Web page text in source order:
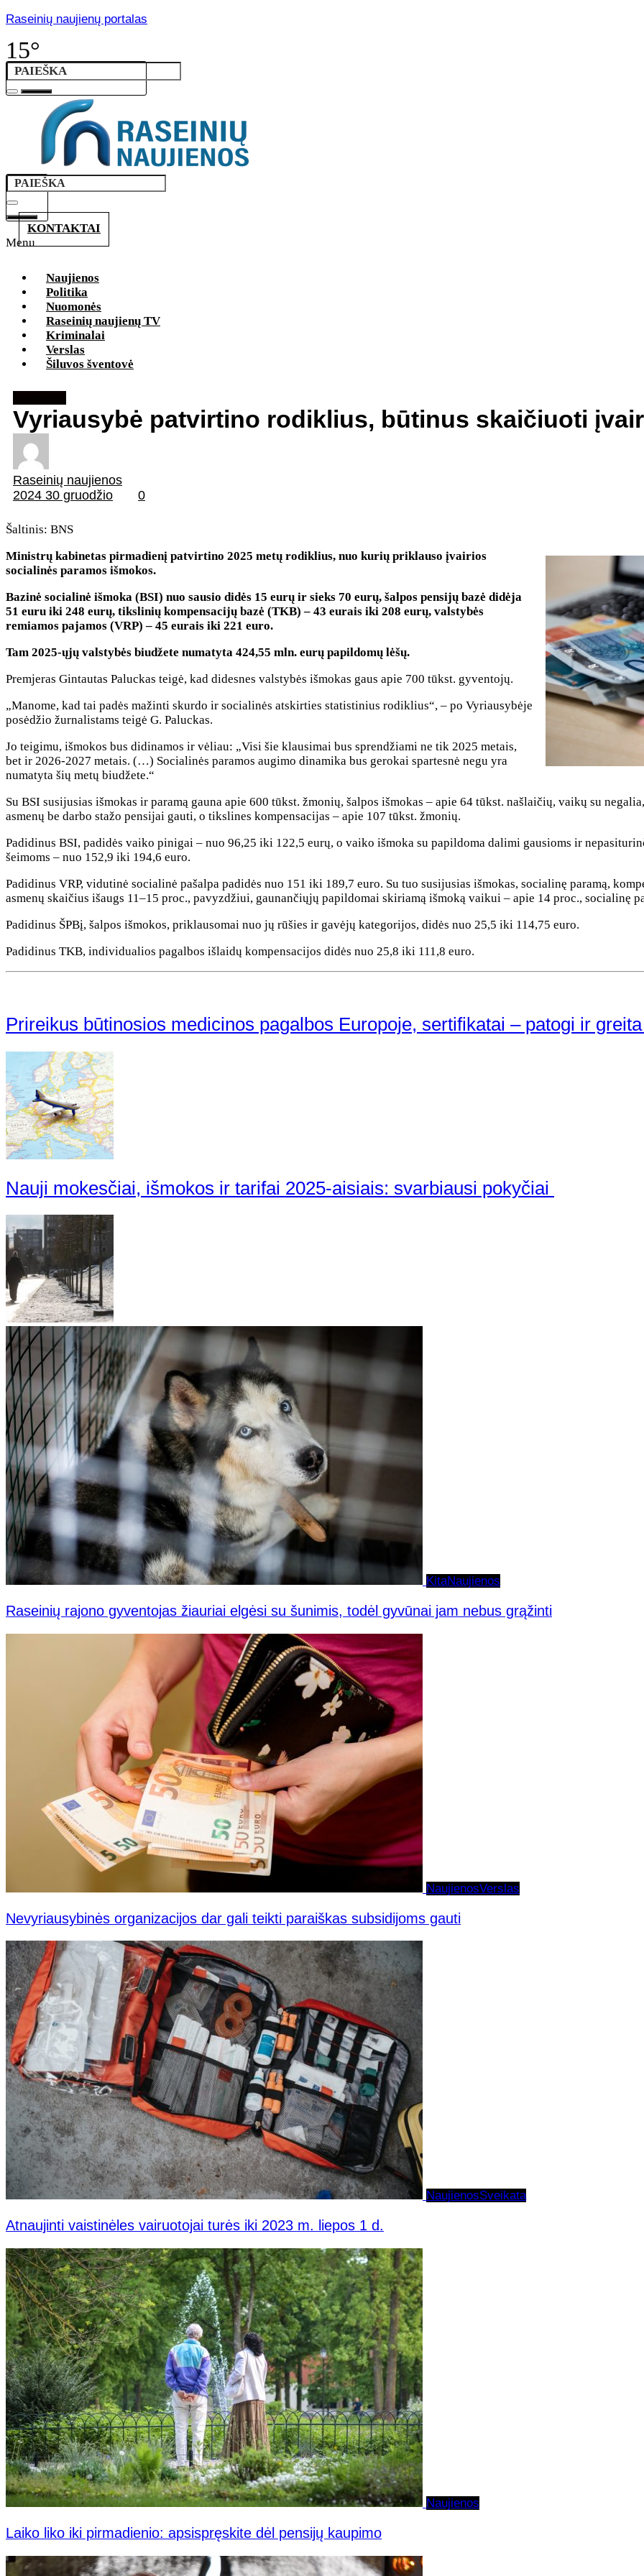
Raseinių naujienų portalas
15°
KONTAKTAI
Menu
Naujienos
Politika
Nuomonės
Raseinių naujienų TV
Kriminalai
Verslas
Šiluvos šventovė
Vyriausybė patvirtino rodiklius, būtinus skaičiuoti
Raseinių naujienos
2024 30 gruodžio
0
Šaltinis: BNS
Ministrų kabinetas pirmadienį patvirtino 2025 metų rodiklius, nuo kurių priklauso įvairios
socialinės paramos išmokos.
Bazinė socialinė išmoka (BSI) nuo sausio didės 15 eurų ir sieks 70 eurų, šalpos pensijų bazė didėja
51 euru iki 248 eurų, tikslinių kompensacijų bazė (TKB) – 43 eurais iki 208 eurų, valstybės
remiamos pajamos (VRP) – 45 eurais iki 221 euro.
Tam 2025-ųjų valstybės biudžete numatyta 424,55 mln. eurų papildomų lėšų.
Premjeras Gintautas Paluckas teigė, kad didesnes valstybės išmokas gaus apie 700 tūkst. gyventojų.
„Manome, kad tai padės mažinti skurdo ir socialinės atskirties statistinius rodiklius“, – po Vyriausybėje
posėdžio žurnalistams teigė G. Paluckas.
Jo teigimu, išmokos bus didinamos ir vėliau: „Visi šie klausimai bus sprendžiami ne tik 2025 metais,
bet ir 2026-2027 metais. (…) Socialinės paramos augimo dinamika bus gerokai spartesnė negu yra
numatyta šių metų biudžete.“
Su BSI susijusias išmokas ir paramą gauna apie 600 tūkst. žmonių, šalpos išmokas – apie 64 tūkst. našlaičių, vaikų su
asmenų be darbo stažo pensijai gauti, o tikslines kompensacijas – apie 107 tūkst. žmonių.
Padidinus BSI, padidės vaiko pinigai – nuo 96,25 iki 122,5 eurų, o vaiko išmoka su papildoma dalimi gausioms ir
šeimoms – nuo 152,9 iki 194,6 euro.
Padidinus VRP, vidutinė socialinė pašalpa padidės nuo 151 iki 189,7 euro. Su tuo susijusias išmokas, socialinę paramą,
asmenų skaičius išaugs 11–15 proc., pavyzdžiui, gaunančiųjų papildomai skiriamą išmoką vaikui – apie 14 proc., socialinę
Padidinus ŠPBį, šalpos išmokos, priklausomai nuo jų rūšies ir gavėjų kategorijos, didės nuo 25,5 iki 114,75 euro.
Padidinus TKB, individualios pagalbos išlaidų kompensacijos didės nuo 25,8 iki 111,8 euro.
Prireikus būtinosios medicinos pagalbos Europoje, sertifikatai – patogi ir
Nauji mokesčiai, išmokos ir tarifai 2025-aisiais: svarbiausi pokyčiai
KitaNaujienos
Raseinių rajono gyventojas žiauriai elgėsi su šunimis, todėl gyvūnai jam nebus grąžinti
NaujienosVerslas
Nevyriausybinės organizacijos dar gali teikti paraiškas subsidijoms gauti
NaujienosSveikata
Atnaujinti vaistinėles vairuotojai turės iki 2023 m. liepos 1 d.
Naujienos
Laiko liko iki pirmadienio: apsispręskite dėl pensijų kaupimo